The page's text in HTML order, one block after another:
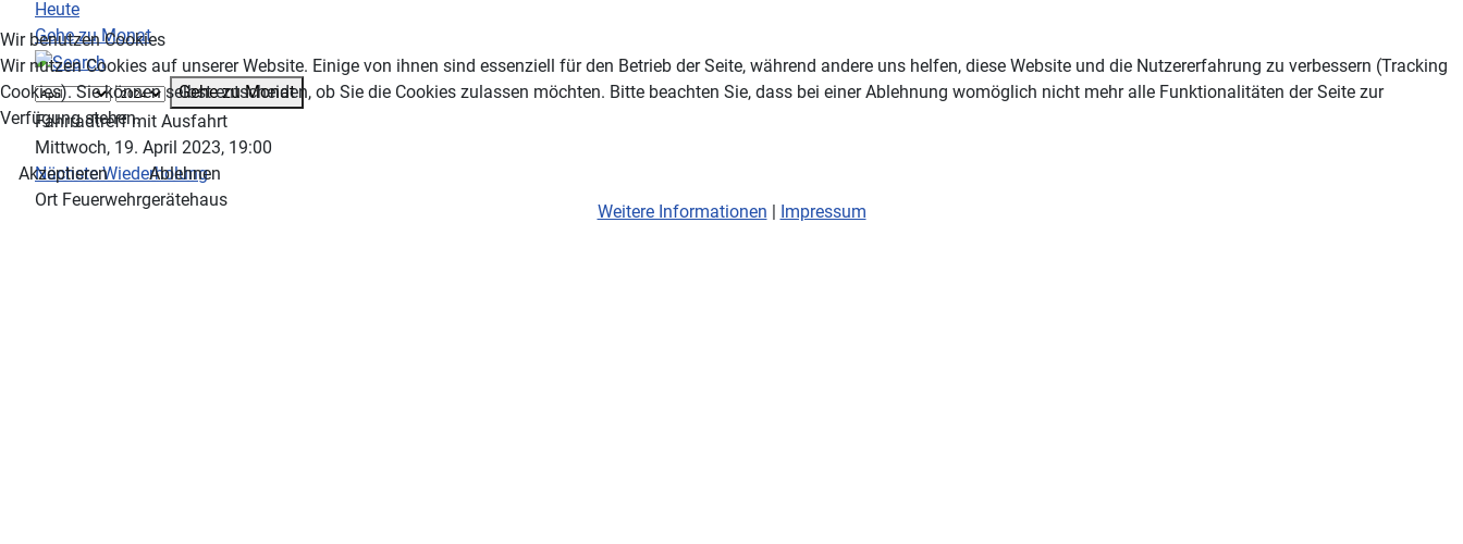
Heute
Gehe zu Monat
Gehe zu Monat
Fahrradtreff mit Ausfahrt
Mittwoch, 19. April 2023, 19:00
Nächste Wiederholung
Ort Feuerwehrgerätehaus
Wir benutzen Cookies
Wir nutzen Cookies auf unserer Website. Einige von ihnen sind essenziell für den Betrieb der Seite, während andere uns helfen, diese Website und die Nutzererfahrung zu verbessern (Tracking
Cookies). Sie können selbst entscheiden, ob Sie die Cookies zulassen möchten. Bitte beachten Sie, dass bei einer Ablehnung womöglich nicht mehr alle Funktionalitäten der Seite zur
Verfügung stehen.
Akzeptieren
Ablehnen
Weitere Informationen | Impressum